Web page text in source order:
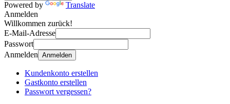
Powered by
Translate
Anmelden
Willkommen zurück!
E-Mail-Adresse
Passwort
Anmelden Anmelden
Kundenkonto erstellen
Gastkonto erstellen
Passwort vergessen?